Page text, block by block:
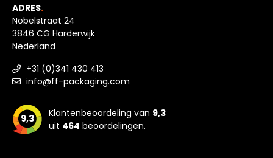
ADRES.
Nobelstraat 24
3846 CG Harderwijk
Nederland
+31 (0)341 430 413
info@ff-packaging.com
9,3 Klantenbeoordeling van 9,3
uit 464 beoordelingen.